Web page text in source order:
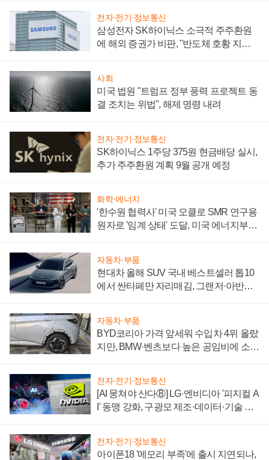
전자·전기·정보통신
삼성전자 SK하이닉스 소극적 주주환원
에 해외 증권가 비판, "반도체 호황 지속
사회
미국 법원 "트럼프 정부 풍력 프로젝트 동
결 조치는 위법", 해제 명령 내려
전자·전기·정보통신
SK하이닉스 1주당 375원 현금배당 실시,
추가 주주환원 계획 9월 공개 예정
화학·에너지
'한수원 협력사' 미국 오클로 SMR 연구용
원자로 '임계 상태' 도달, 미국 에너지부
자동차·부품
현대차 올해 SUV 국내 베스트셀러 톱10
에서 싼타페만 자리매김, 그랜저·아반떼
자동차·부품
BYD코리아 가격 앞세워 수입차 4위 올랐
지만, BMW·벤츠보다 높은 공임비에 소비
전자·전기·정보통신
[AI 뭉쳐야 산다⑧] LG·엔비디아 '피지컬 A
I' 동맹 강화, 구광모 제조·데이터·기술 결
전자·전기·정보통신
아이폰18 '메모리 부족'에 출시 지연되나,